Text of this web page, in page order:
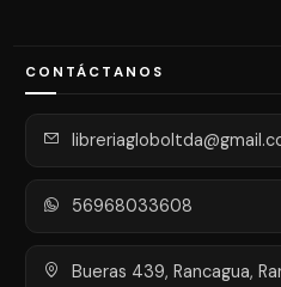
CONTÁCTANOS
56968033608
Bueras 439, Rancagua,